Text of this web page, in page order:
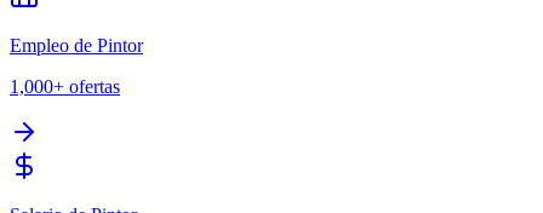
Empleo de Pintor
1,000+ ofertas